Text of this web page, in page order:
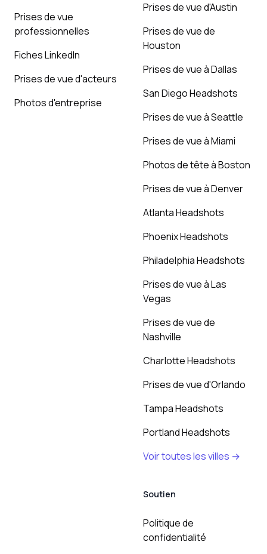
Prises de vue
professionnelles
Fiches LinkedIn
Prises de vue d'acteurs
Photos d'entreprise
Prises de vue d'Austin
Prises de vue de
Houston
Prises de vue à Dallas
San Diego Headshots
Prises de vue à Seattle
Prises de vue à Miami
Photos de tête à Boston
Prises de vue à Denver
Atlanta Headshots
Phoenix Headshots
Philadelphia Headshots
Prises de vue à Las
Vegas
Prises de vue de
Nashville
Charlotte Headshots
Prises de vue d'Orlando
Tampa Headshots
Portland Headshots
Voir toutes les villes →
Soutien
Politique de
confidentialité